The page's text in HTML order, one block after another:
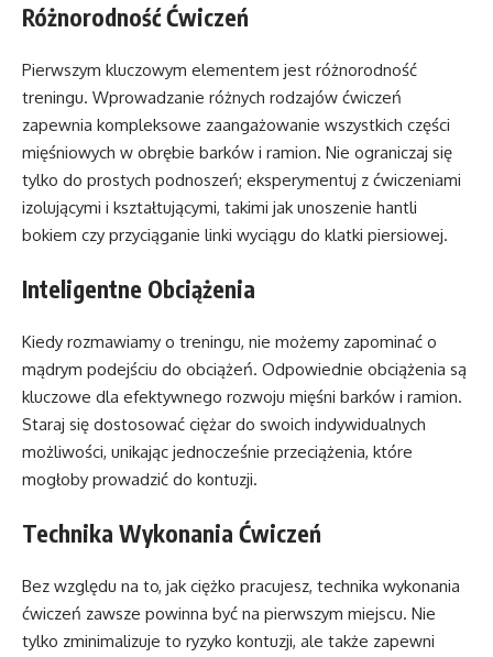
Różnorodność Ćwiczeń
Pierwszym kluczowym elementem jest różnorodność
treningu. Wprowadzanie różnych rodzajów ćwiczeń
zapewnia kompleksowe zaangażowanie wszystkich części
mięśniowych w obrębie barków i ramion. Nie ograniczaj się
tylko do prostych podnoszeń; eksperymentuj z ćwiczeniami
izolującymi i kształtującymi, takimi jak unoszenie hantli
bokiem czy przyciąganie linki wyciągu do klatki piersiowej.
Inteligentne Obciążenia
Kiedy rozmawiamy o treningu, nie możemy zapominać o
mądrym podejściu do obciążeń. Odpowiednie obciążenia są
kluczowe dla efektywnego rozwoju mięśni barków i ramion.
Staraj się dostosować ciężar do swoich indywidualnych
możliwości, unikając jednocześnie przeciążenia, które
mogłoby prowadzić do kontuzji.
Technika Wykonania Ćwiczeń
Bez względu na to, jak ciężko pracujesz, technika wykonania
ćwiczeń zawsze powinna być na pierwszym miejscu. Nie
tylko zminimalizuje to ryzyko kontuzji, ale także zapewni